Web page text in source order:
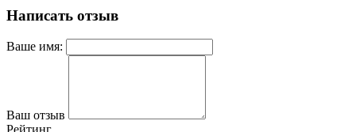
Написать отзыв
Ваше имя:
Ваш отзыв